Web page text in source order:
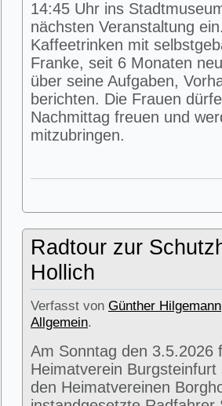
14:45 Uhr ins
nächsten Veranstaltung
Kaffeetrinken mit
Franke, seit 6 Monaten
über seine Aufgaben,
berichten. Die Frauen
Nachmittag freuen und
mitzubringen.
Radtour zur
Hollich
Verfasst von Günther Hilgemann
Allgemein.
Am Sonntag den 3.5.2026
Heimatverein
den Heimatvereinen